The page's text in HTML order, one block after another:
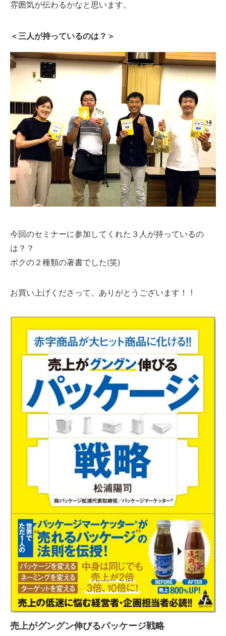
雰囲気が伝わるかなと思います。
＜三人が持っているのは？＞
今回のセミナーに参加してくれた３人が持っているの
は？？
ボクの２種類の著書でした(笑)
お買い上げくださって、ありがとうございます！！
売上がグングン伸びるパッケージ戦略